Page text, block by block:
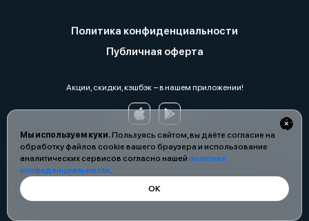
Мы используем куки.Пользуясь сайтом, вы даёте согласие на
обработку файлов cookie вашего браузера и использование
аналитических сервисов согласно нашей политике
конфиденциальности.
ОК
Политика конфиденциальности
Публичная оферта
Акции, скидки, кэшбэк − в нашем приложении!